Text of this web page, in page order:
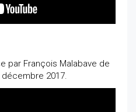
par François Malabave de
décembre 2017.